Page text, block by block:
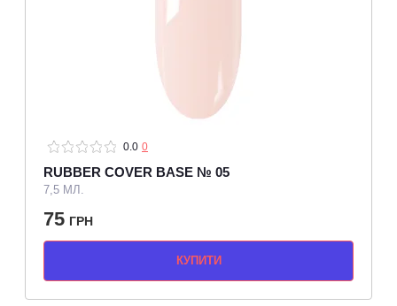
0.0 0
RUBBER COVER BASE № 05
7,5 МЛ.
75 ГРН
КУПИТИ